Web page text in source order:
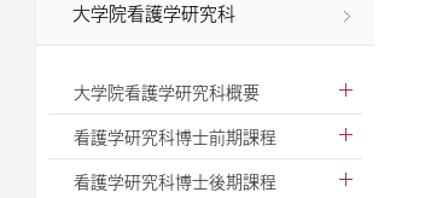
大学院看護学研究科
大学院看護学研究科概要
看護学研究科博士前期課程
看護学研究科博士後期課程